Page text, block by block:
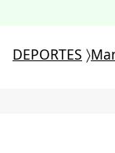
DEPORTES 〉